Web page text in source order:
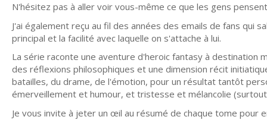
N'hésitez pas à aller voir vous-même ce que les gens
J'ai également reçu au fil des années des emails de fans qui
principal et la facilité avec laquelle on s'attache à lui.
La série raconte une aventure d'heroic fantasy à
des réflexions philosophiques et une dimension récit
batailles, du drame, de l'émotion, pour un résultat tantôt
émerveillement et humour, et tristesse et mélancolie
Je vous invite à jeter un œil au résumé de chaque tome pour